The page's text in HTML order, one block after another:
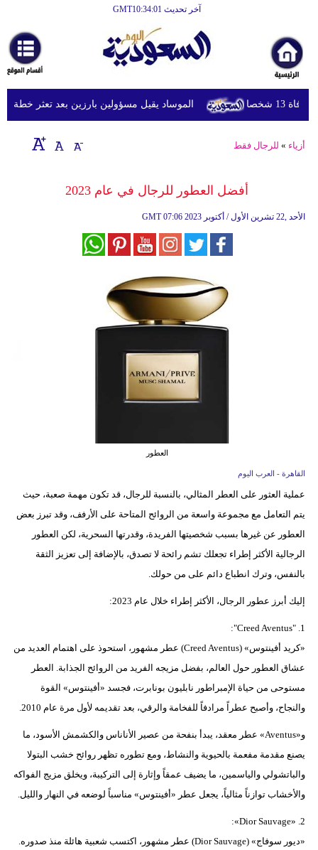
آخر تحديث GMT10:34:01
أخبارعاجلة
رياضة
ثقافة
إقتصاد
علوم
وتكنولوجيا
فيديو
سيارات
الموساد يقيل مسؤولين بارزين بعد تعثر خطة
أزياء » للرجال فقط
أفضل العطور للرجال في عام 2023
GMT 07:06 2023 الأحد ,22 تشرين الأول / أكتوبر
العطور
القاهرة - العرب اليوم
عملية العثور على العطر المثالي، بالنسبة للرجال، قد تكون مهمة صعبة، حيث
يتم التعامل مع مجموعة واسعة من الروائح المتاحة على الأرفف، وقد تبرز بعض
العطور عن غيرها بسبب شخصيتها الفريدة، وقدرتها السحرية، لكن العطور
الرجالية الأكثر إطراء تجعلك تشم رائحة لا تصدق، بالإضافة إلى تعزيز الثقة
بالنفس، وترك انطباع دائم على من حولك.
إليك أبرز عطور الرجال، الأكثر إطراء خلال عام 2023:
1. "Creed Aventus":
«كريد أفينتوس» (Creed Aventus) عطر مشهور، استحوذ على اهتمام العديد من
عشاق العطور حول العالم، بفضل مزيجه الفريد من الروائح الجذابة. العطر
مستوحى من حياة الإمبراطور نابليون بونابرت، فجسد «أفينتوس» القوة
والنجاح، وأصبح عطراً مرادفاً للفخامة والرقي، بعد تقديمه لأول مرة عام 2010.
و«Aventus» عطر معقد، يبدأ بنفحة من عصير الأناناس والكشمش الأسود، ما
يصنع مقدمة مفعمة بالحيوية والنشاط، ومع تطوره تظهر روائح خشب البتولا
والباتشولي والياسمين، ما يضيف عمقاً وإثارة إلى التركيبة، ويخلق مزيج الفواكه
والأخشاب توازناً مثالياً، يجعل عطر «أفينتوس» مناسباً لوضعه في النهار والليل.
2. «Dior Sauvage»:
«ديور سوفاج» (Dior Sauvage) عطر مشهور، اكتسب شعبية هائلة منذ صدوره.